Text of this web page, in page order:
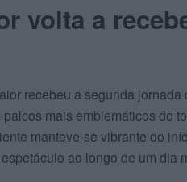
volta a
recebeu a segunda
mais emblemáticos do
manteve-se vibrante do
ao longo de um dia